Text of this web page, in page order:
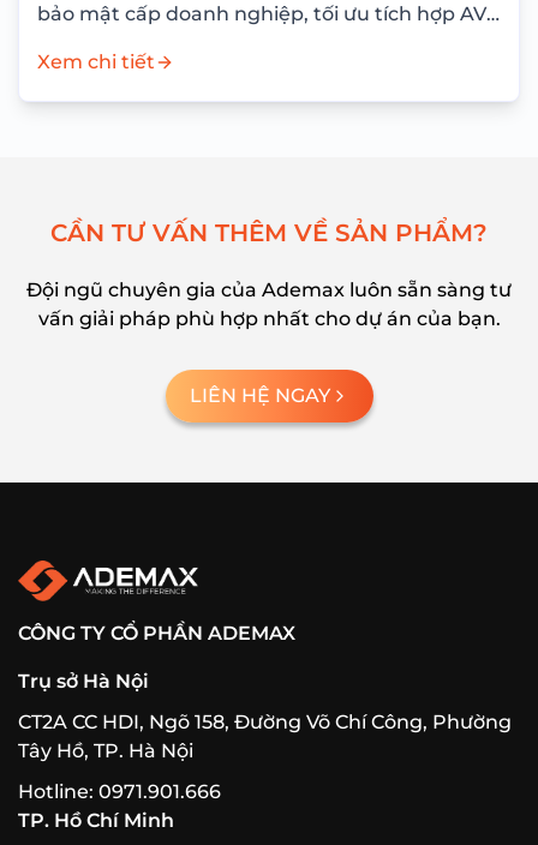
bảo mật cấp doanh nghiệp, tối ưu tích hợp AV,
Xem chi tiết
CẦN TƯ VẤN THÊM VỀ SẢN PHẨM?
Đội ngũ chuyên gia của Ademax luôn sẵn sàng tư
vấn giải pháp phù hợp nhất cho dự án của bạn.
LIÊN HỆ NGAY
CÔNG TY CỔ PHẦN ADEMAX
Trụ sở Hà Nội
CT2A CC HDI, Ngõ 158, Đường Võ Chí Công, Phường
Tây Hồ, TP. Hà Nội
Hotline: 0971.901.666
TP. Hồ Chí Minh